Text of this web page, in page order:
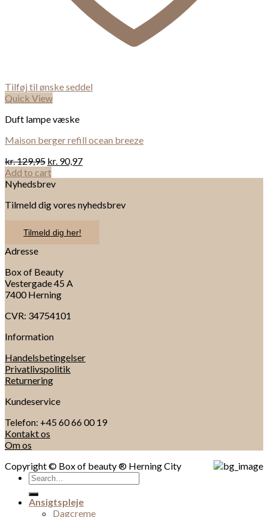
Tilføj til ønske seddel
Quick View
Duft lampe væske
Maison berger refill ocean breeze
kr.129,95 kr. 90,97
Add to cart
Nyhedsbrev
Tilmeld dig vores nyhedsbrev
Tilmeld dig her!
Adresse
Box of Beauty
Vestergade 45 A
7400 Herning
CVR: 34754101
Information
Handelsbetingelser
Privatlivspolitik
Returnering
Kundeservice
Telefon: +45 60 66 00 19
Kontakt os
Om os
Copyright © Box of beauty ® Herning City
Search
for:
Ansigtspleje
Dagcreme